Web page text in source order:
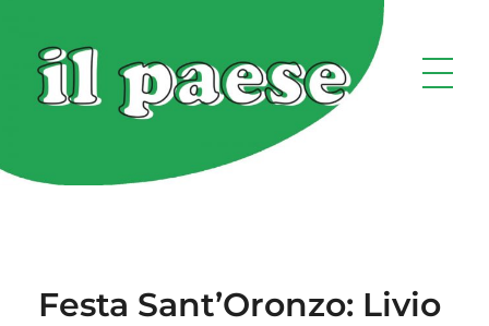
Festa Sant’Oronzo: Livio